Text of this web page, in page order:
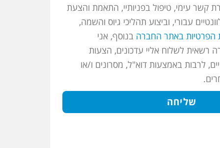
קשר עימי, טיפול בפניותיי, התאמת והצעת
עבורי, וביצוע תהליכי גיוס והשמה,
הפרטיות באתר החברה בנוסף, אני
רשאית לשלוח אליי עדכונים, הצעות
לרבות באמצעות דוא"ל, מסרונים ו/או